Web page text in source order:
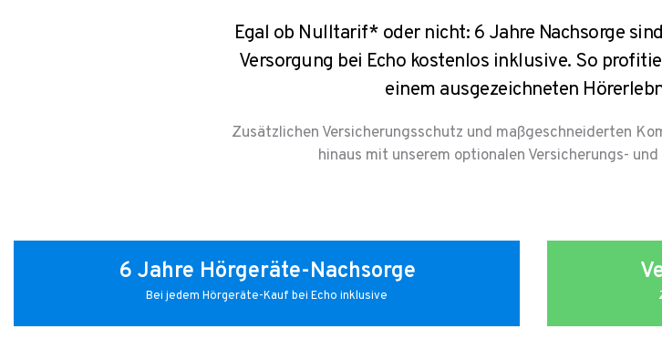
Egal ob Nulltarif* oder nicht: 6 Jahre Nachsorge
Versorgung bei Echo kostenlos inklusive. So
einem ausgezeichneten
Zusätzlichen Versicherungsschutz und maßgeschneiderten
hinaus mit unserem optionalen Versicherungs-
6 Jahre Hörgeräte-Nachsorge
Bei jedem Hörgeräte-Kauf bei Echo inklusive